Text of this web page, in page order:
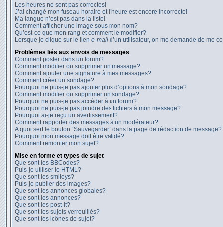
Les heures ne sont pas correctes!
J’ai changé mon fuseau horaire et l’heure est encore incorrecte!
Ma langue n’est pas dans la liste!
Comment afficher une image sous mon nom?
Qu’est-ce que mon rang et comment le modifier?
Lorsque je clique sur le lien e-mail d’un utilisateur, on me demande de me
Problèmes liés aux envois de messages
Comment poster dans un forum?
Comment modifier ou supprimer un message?
Comment ajouter une signature à mes messages?
Comment créer un sondage?
Pourquoi ne puis-je pas ajouter plus d’options à mon sondage?
Comment modifier ou supprimer un sondage?
Pourquoi ne puis-je pas accéder à un forum?
Pourquoi ne puis-je pas joindre des fichiers à mon message?
Pourquoi ai-je reçu un avertissement?
Comment rapporter des messages à un modérateur?
A quoi sert le bouton “Sauvegarder” dans la page de rédaction de message?
Pourquoi mon message doit être validé?
Comment remonter mon sujet?
Mise en forme et types de sujet
Que sont les BBCodes?
Puis-je utiliser le HTML?
Que sont les smileys?
Puis-je publier des images?
Que sont les annonces globales?
Que sont les annonces?
Que sont les post-it?
Que sont les sujets verrouillés?
Que sont les icônes de sujet?